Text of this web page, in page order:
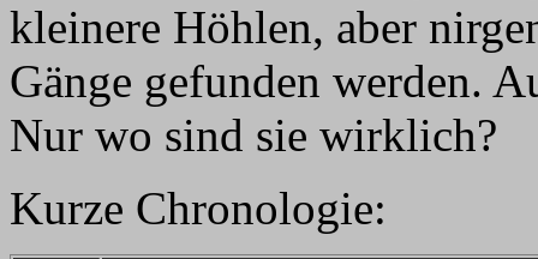
kleinere Höhlen, aber
Gänge gefunden werden.
Nur wo sind sie wirklich?
Kurze Chronologie: